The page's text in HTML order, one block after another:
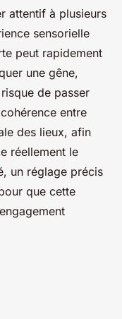
attentif à plusieurs
sensorielle
peut rapidement
une gêne,
de passer
entre
des lieux, afin
réellement le
un réglage précis
que cette